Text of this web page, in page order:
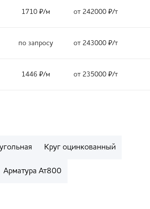
1710 ₽/м от 242000 ₽/т
по запросу от 243000 ₽/т
1446 ₽/м от 235000 ₽/т
Круг оцинкованный
Арматура Ат800